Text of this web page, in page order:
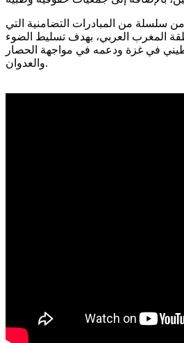
سلسلة من المبادرات التضامنية التي
المغرب العربي، بهدف تسليط الضوء
في غزة ودعمه في مواجهة الحصار
والعدوان.